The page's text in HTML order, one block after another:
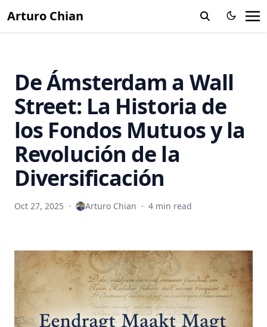
Arturo Chian
De Ámsterdam a Wall
Street: La Historia de
los Fondos Mutuos y la
Revolución de la
Diversificación
Oct 27, 2025 · Arturo Chian · 4 min read